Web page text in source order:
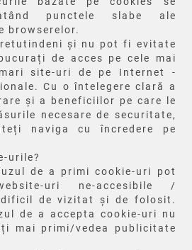
punctele slabe ale
browserelor.
și nu pot fi evitate
de acces pe cele mai
site-uri de pe Internet -
Cu o întelegere clară a
și a beneficiilor pe care le
necesare de securitate,
naviga cu încredere pe
urile?
de a primi cookie-uri pot
uri ne-accesibile /
dificil de vizitat și de folosit.
de a accepta cookie-uri nu
mai primi/vedea publicitate